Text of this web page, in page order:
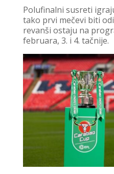
Polufinalni susreti
tako prvi mečevi biti
revanši ostaju na
februara, 3. i 4. tačnije.